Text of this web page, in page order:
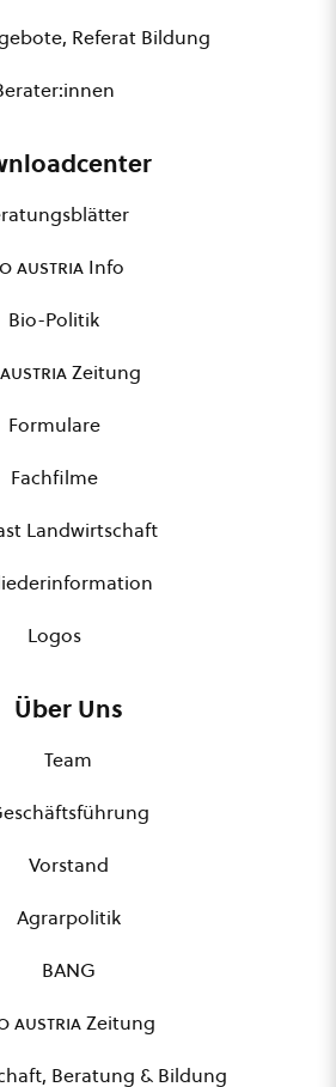
Referat Bildung
austria Info
Bio-Politik
Zeitung
Formulare
Fachfilme
Landwirtschaft
Logos
Über Uns
Team
Vorstand
Agrarpolitik
BANG
austriaZeitung
Beratung & Bildung